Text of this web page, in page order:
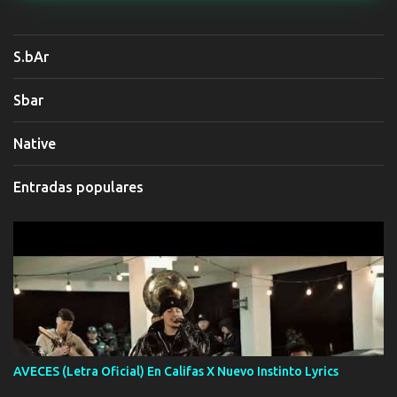
S.bAr
Sbar
Native
Entradas populares
AVECES (Letra Oficial) En Califas X Nuevo Instinto Lyrics